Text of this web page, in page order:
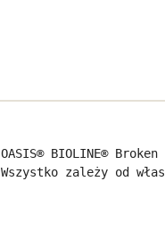
OASIS® BIOLINE®
Wszystko zależy od